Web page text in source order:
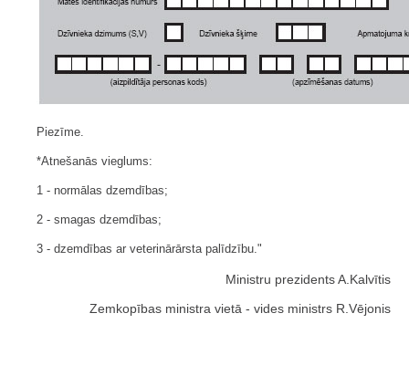
Piezīme.
*Atnešanās vieglums:
1 - normālas dzemdības;
2 - smagas dzemdības;
3 - dzemdības ar veterinārārsta palīdzību."
Ministru prezidents A.Kalvītis
Zemkopības ministra vietā - vides ministrs R.Vējonis